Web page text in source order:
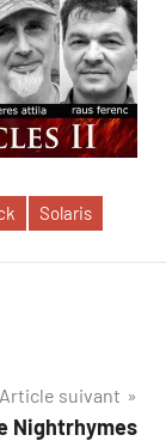
Solaris
Article suivant
Nightrhymes